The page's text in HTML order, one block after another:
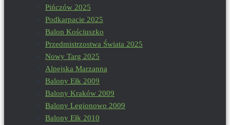
Pińczów 2025
Podkarpacie 2025
Balon Kościuszko
Przedmistrzostwa Świata 2025
Nowy Targ 2025
Alpejska Marzanna
Balony Ełk 2009
Balony Kraków 2009
Balony Legionowo 2009
Balony Ełk 2010